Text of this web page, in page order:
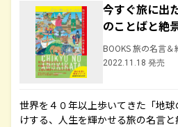
今すぐ旅に出
のことばと絶
BOOKS 旅の名言＆
2022.11.18 発売
世界を４０年以上歩いてきた「地
けする、人生を輝かせる旅の名言